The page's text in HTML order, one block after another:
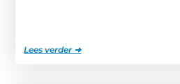
Lees verder ➜